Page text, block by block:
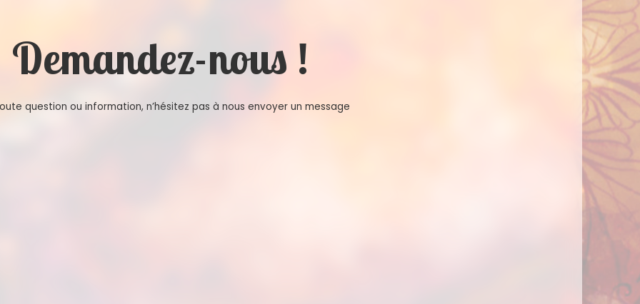
Demandez-nous !
question ou information, n’hésitez pas à nous envoyer un message